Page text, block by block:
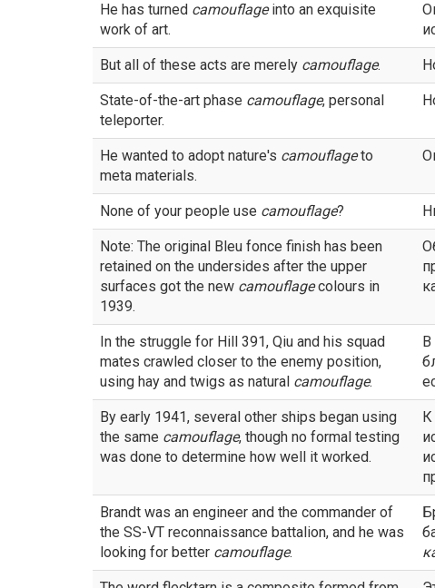
He has turned camouflageinto an exquisite
work of art.
But all of these acts are merely camouflage.
State-of-the-art phase camouflage, personal
teleporter.
He wanted to adopt nature's camouflageto
meta materials.
None of your people use camouflage?
Note: The original Bleu fonce finish has been
retained on the undersides after the upper
surfaces got the new camouflagecolours in
1939.
In the struggle for Hill 391, Qiu and his squad
mates crawled closer to the enemy position,
using hay and twigs as natural camouflage.
В
By early 1941, several other ships began using
the same camouflage, though no formal testing
was done to determine how well it worked.
К
Brandt was an engineer and the commander of
the SS-VT reconnaissance battalion, and he was
looking for better camouflage.